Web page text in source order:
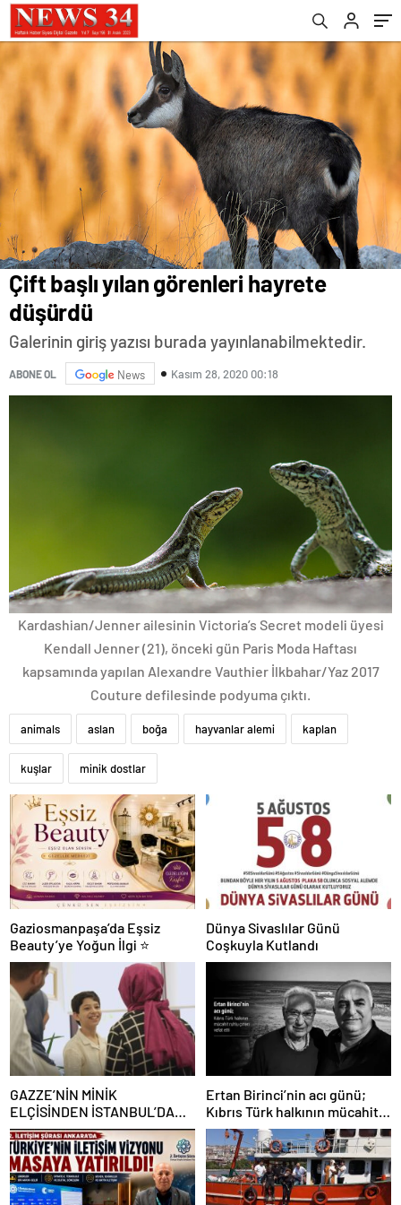
Çift başlı yılan görenleri hayrete
düşürdü
Galerinin giriş yazısı burada yayınlanabilmektedir.
ABONE OL News Kasım 28, 2020 00:18
Kardashian/Jenner ailesinin Victoria’s Secret modeli üyesi
Kendall Jenner (21), önceki gün Paris Moda Haftası
kapsamında yapılan Alexandre Vauthier İlkbahar/Yaz 2017
Couture defilesinde podyuma çıktı.
animals aslan boğa hayvanlar alemi kaplan
kuşlar minik dostlar
Gaziosmanpaşa’da Eşsiz
Beauty’ye Yoğun İlgi ⭐
Dünya Sivaslılar Günü
Coşkuyla Kutlandı
GAZZE’NİN MİNİK
ELÇİSİNDEN İSTANBUL’DA
DUYGUSAL MESAJ: “BURASI
BENİM İKİNCİ EVİM”
Ertan Birinci’nin acı günü;
Kıbrıs Türk halkının mücahit
ruhlu çınarı vefat etti